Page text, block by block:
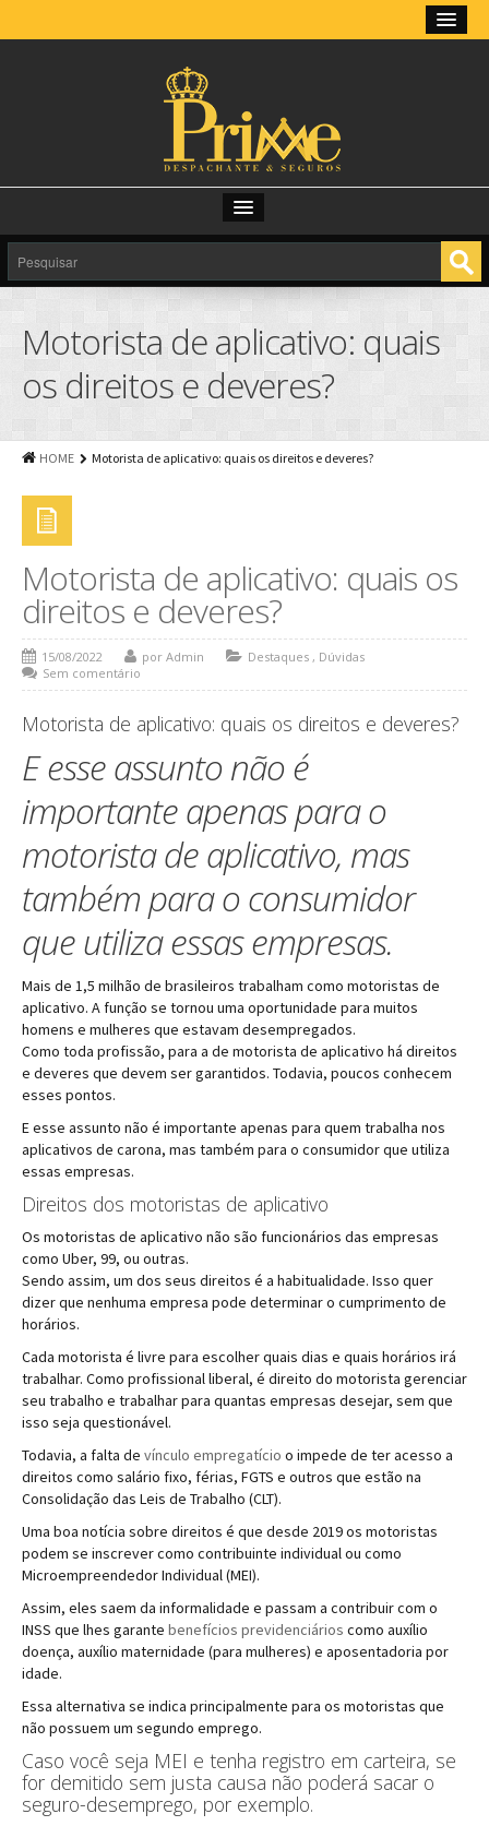
HOME
SOBRE
LICENCIAMENTO ONLINE
SERVIÇOS
CONSULTAS
DOCUMENTOS
CONTATO
FALE CONOSCO
ORÇAMENTO ONLINE
Motorista de aplicativo: quais
os direitos e deveres?
HOME Motorista de aplicativo: quais os direitos e deveres?
Motorista de aplicativo: quais os
direitos e deveres?
15/08/2022 por Admin Destaques , Dúvidas
Sem comentário
Motorista de aplicativo: quais os direitos e deveres?
E esse assunto não é
importante apenas para o
motorista de aplicativo, mas
também para o consumidor
que utiliza essas empresas.
Mais de 1,5 milhão de brasileiros trabalham como motoristas de
aplicativo. A função se tornou uma oportunidade para muitos
homens e mulheres que estavam desempregados.
Como toda profissão, para a de motorista de aplicativo há direitos
e deveres que devem ser garantidos. Todavia, poucos conhecem
esses pontos.
E esse assunto não é importante apenas para quem trabalha nos
aplicativos de carona, mas também para o consumidor que utiliza
essas empresas.
Direitos dos motoristas de aplicativo
Os motoristas de aplicativo não são funcionários das empresas
como Uber, 99, ou outras.
Sendo assim, um dos seus direitos é a habitualidade. Isso quer
dizer que nenhuma empresa pode determinar o cumprimento de
horários.
Cada motorista é livre para escolher quais dias e quais horários irá
trabalhar. Como profissional liberal, é direito do motorista gerenciar
seu trabalho e trabalhar para quantas empresas desejar, sem que
isso seja questionável.
Todavia, a falta de vínculo empregatício o impede de ter acesso a
direitos como salário fixo, férias, FGTS e outros que estão na
Consolidação das Leis de Trabalho (CLT).
Uma boa notícia sobre direitos é que desde 2019 os motoristas
podem se inscrever como contribuinte individual ou como
Microempreendedor Individual (MEI).
Assim, eles saem da informalidade e passam a contribuir com o
INSS que lhes garante benefícios previdenciários como auxílio
doença, auxílio maternidade (para mulheres) e aposentadoria por
idade.
Essa alternativa se indica principalmente para os motoristas que
não possuem um segundo emprego.
Caso você seja MEI e tenha registro em carteira, se
for demitido sem justa causa não poderá sacar o
seguro-desemprego, por exemplo.